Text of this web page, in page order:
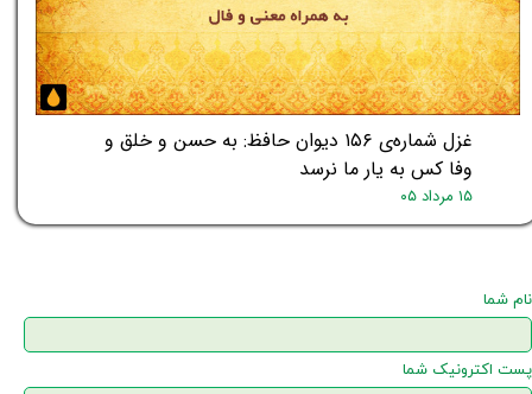
غزل شماره‌ی ۱۵۶ دیوان حافظ: به حسن و خلق و
وفا کس به یار ما نرسد
۱۵ مرداد ۰۵
نام شما
پست اکترونیک شما